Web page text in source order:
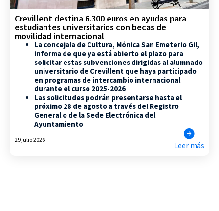
Crevillent destina 6.300 euros en ayudas para
estudiantes universitarios con becas de
movilidad internacional
La concejala de Cultura, Mónica San Emeterio Gil,
informa de que ya está abierto el plazo para
solicitar estas subvenciones dirigidas al alumnado
universitario de Crevillent que haya participado
en programas de intercambio internacional
durante el curso 2025-2026
Las solicitudes podrán presentarse hasta el
próximo 28 de agosto a través del Registro
General o de la Sede Electrónica del
Ayuntamiento
29 julio 2026
Leer más